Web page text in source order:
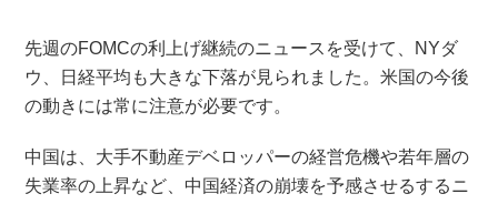
先週のFOMCの利上げ継続のニュースを受けて、NYダ
ウ、日経平均も大きな下落が見られました。米国の今後
の動きには常に注意が必要です。
中国は、大手不動産デベロッパーの経営危機や若年層の
失業率の上昇など、中国経済の崩壊を予感させるするニ